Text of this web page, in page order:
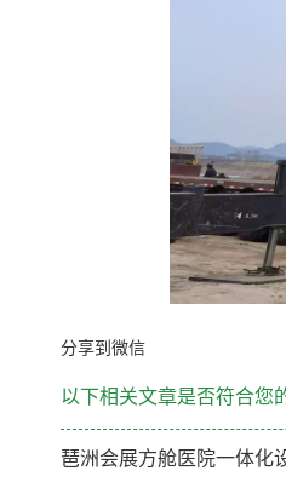
分享到微信
以下相关文章是否符合您
琶洲会展方舱医院一体化